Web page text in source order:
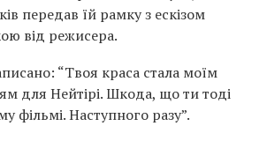
передав їй рамку з ескізом
від режисера.
“Твоя краса стала моїм
для Нейтірі. Шкода, що ти тоді
фільмі. Наступного разу”.